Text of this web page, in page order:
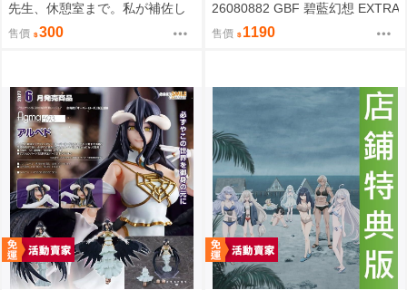
先生、休憩室まで。私が補佐し
ますVV かのぱん
售價 300
26080882 GBF 碧藍幻想 EXTRA
Fes 2026 場刊 附:序號
售價 1190